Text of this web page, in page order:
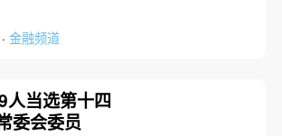
金融频道
人当选第十四
委会委员